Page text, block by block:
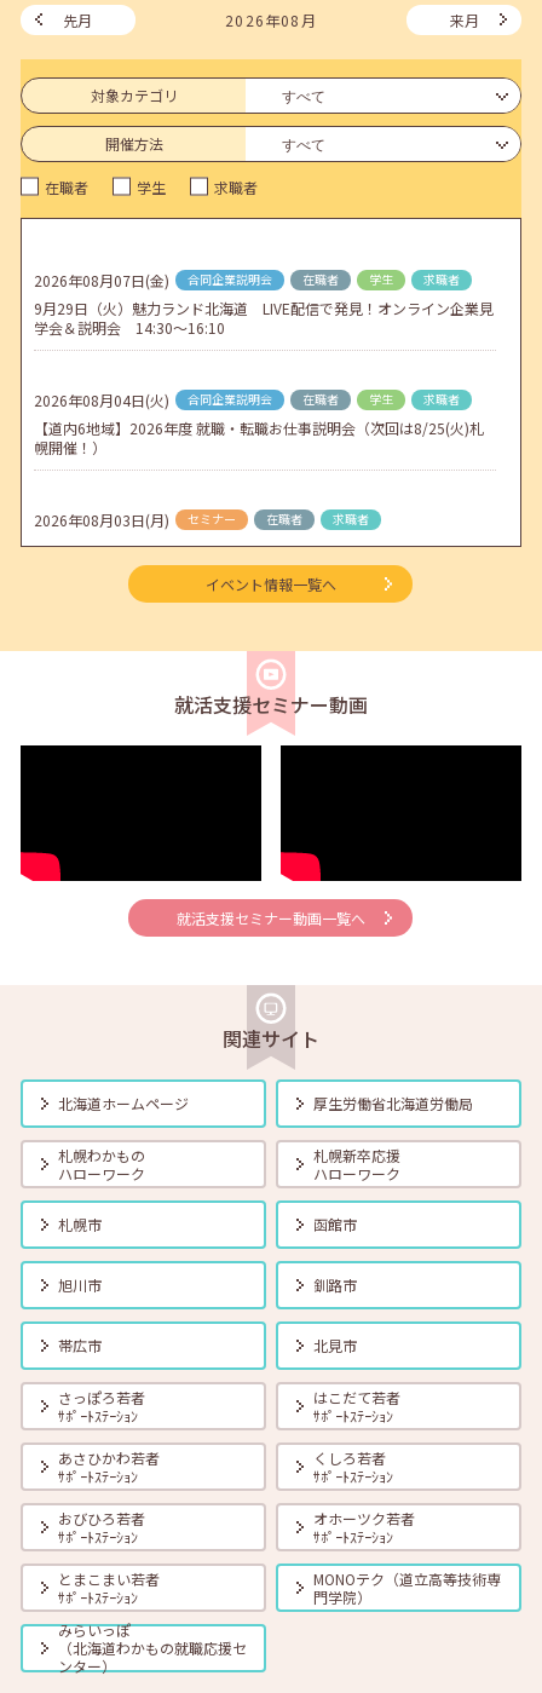
メールカウンセリング、就職決定報告フォーム復旧いたしました。
2026年05月25日(月) jobcafeからのお知らせ
6月のセミナー情報を公開いたしました。
2026年05月01日(金) jobcafeからのお知らせ
連休前後（ゴールデンウィーク）のメールキャリア・アドバイス対応
についてのお知らせ
2026年04月02日(木) jobcafeからのお知らせ
ゴールデンウィーク期間中のご利用について
先月 2026年08月 来月
対象カテゴリ
開催方法
在職者 学生 求職者
2026年08月07日(金) 合同企業説明会 在職者 学生 求職者
9月29日（火）魅力ランド北海道 LIVE配信で発見！オンライン企業見
学会＆説明会 14:30～16:10
2026年08月04日(火) 合同企業説明会 在職者 学生 求職者
【道内6地域】2026年度 就職・転職お仕事説明会（次回は8/25(火)札
幌開催！）
2026年08月03日(月) セミナー 在職者 求職者
【函館・対面】9月4日（金）【未経験可】求人のリアルを知る人事担
当者へのインタビューセミナー 12:50～13:20
【北見・対面】9月16日（水）【未経験可】求人のリアルを知る人事担
当者へのインタビューセミナー 12:40～13:20
2026年08月01日(土) セミナー 在職者 学生 求職者
【オンライン】8月7日（金）こころの健康セルフケア 14:00～14:30
【オンライン】8月13日（木）就職活動のススメ方 14:00～14:30
2026年08月01日(土) セミナー 在職者 学生 求職者
【帯広・対面】8月17日（月）就勝塾 自己分析 ～自分を知って就職活
動～ 14:00～14:40
2026年08月01日(土) セミナー 在職者 学生 求職者
【オンライン】8月18日（火） 転職前に知っておきたい「部下力」ア
ップセミナー～新しい職場で無理なくキャッチアップするためのコミ
ュニケーション術～ 14:00～14:45 定員40名
2026年08月01日(土) 在職者 学生
【函館・対面】8月19日（水）就勝塾 タイプ別「対人ストレス」を減
らす方法 13:30～14:30
2026年08月01日(土) 在職者 学生
【釧路・対面】8月20日（木）就勝塾 いまさら聞けないビジネスマナ
ー 13:30～14:30
2026年08月01日(土) 在職者 学生 求職者
【オンライン】8月20日（木）ビジネスコミュニケーション 報・連・
相 14:00～14:30
イベント情報一覧へ
就活支援セミナー動画
就活支援セミナー動画一覧へ
関連サイト
北海道ホームページ 厚生労働省北海道労働局
札幌わかもの
ハローワーク
札幌新卒応援
ハローワーク
札幌市 函館市
旭川市 釧路市
帯広市 北見市
さっぽろ若者
ｻﾎﾟｰﾄｽﾃｰｼｮﾝ
はこだて若者
ｻﾎﾟｰﾄｽﾃｰｼｮﾝ
あさひかわ若者
ｻﾎﾟｰﾄｽﾃｰｼｮﾝ
くしろ若者
ｻﾎﾟｰﾄｽﾃｰｼｮﾝ
おびひろ若者
ｻﾎﾟｰﾄｽﾃｰｼｮﾝ
オホーツク若者
ｻﾎﾟｰﾄｽﾃｰｼｮﾝ
とまこまい若者
ｻﾎﾟｰﾄｽﾃｰｼｮﾝ
MONOテク（道立高等技術専
門学院）
みらいっぽ
（北海道わかもの就職応援セ
ンター）